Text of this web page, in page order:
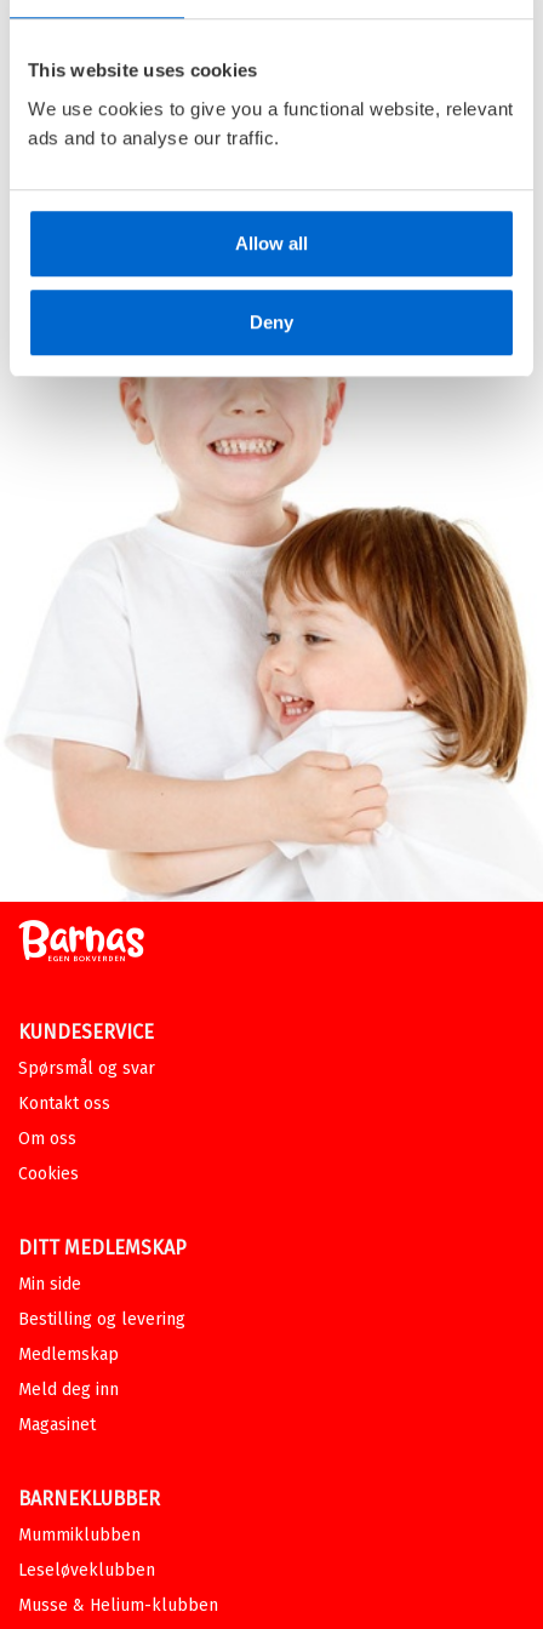
This website uses cookies
We use cookies to give you a functional website, relevant
ads and to analyse our traffic.
Allow all
Deny
Serie:
Mia og Mons
Serienummer:
4
• Velkomstpakke
med opptil 80 % rabatt
KUNDESERVICE
Spørsmål og svar
Kontakt oss
Om oss
Cookies
DITT MEDLEMSKAP
Min side
Bestilling og levering
Medlemskap
Meld deg inn
Magasinet
BARNEKLUBBER
Mummiklubben
Leseløveklubben
Musse & Helium-klubben